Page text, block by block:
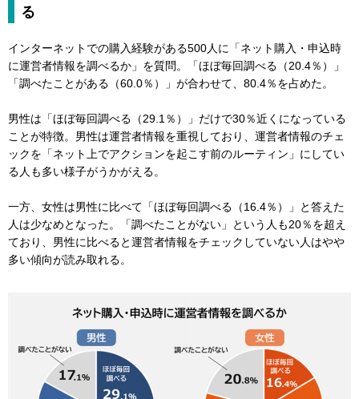
る
インターネットでの購入経験がある500人に「ネット購入・申込時
に運営者情報を調べるか」を質問。「ほぼ毎回調べる（20.4％）」
「調べたことがある（60.0％）」が合わせて、80.4％を占めた。
男性は「ほぼ毎回調べる（29.1％）」だけで30％近くになっている
ことが特徴。男性は運営者情報を重視しており、運営者情報のチェ
ックを「ネット上でアクションを起こす前のルーティン」にしてい
る人も多い様子がうかがえる。
一方、女性は男性に比べて「ほぼ毎回調べる（16.4％）」と答えた
人は少なめとなった。「調べたことがない」という人も20％を超え
ており、男性に比べると運営者情報をチェックしていない人はやや
多い傾向が読み取れる。